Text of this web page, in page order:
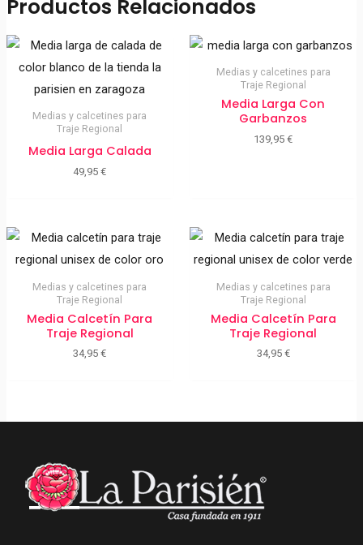
Productos Relacionados
Medias y calcetines para
Traje Regional
Media Larga Calada
49,95€
Medias y calcetines para
Traje Regional
Media Larga Con
Garbanzos
139,95€
Medias y calcetines para
Traje Regional
Media Calcetín Para
Traje Regional
34,95€
Medias y calcetines para
Traje Regional
Media Calcetín Para
Traje Regional
34,95 €